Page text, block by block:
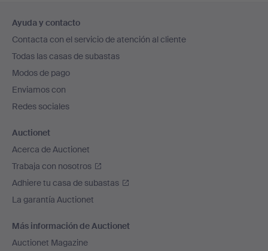
en
el
pie
de
página
Ayuda y contacto
Contacta con el servicio de atención al cliente
Todas las casas de subastas
Modos de pago
Enviamos con
Redes sociales
Auctionet
Acerca de Auctionet
Trabaja con nosotros
Adhiere tu casa de subastas
La garantía Auctionet
Más información de Auctionet
Auctionet Magazine